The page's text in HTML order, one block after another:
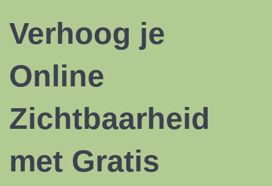
Verhoog je
Online
Zichtbaarheid
met Gratis